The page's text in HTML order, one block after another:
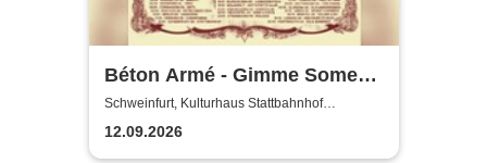
Béton Armé - Gimme Some
Action presents
Schweinfurt, Kulturhaus Stattbahnhof
Schweinfurt
12.09.2026